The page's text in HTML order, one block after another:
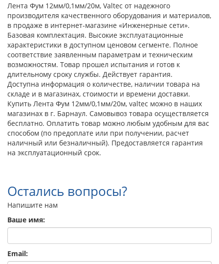
Лента Фум 12мм/0,1мм/20м, Valtec от надежного
производителя качественного оборудования и материалов,
в продаже в интернет-магазине «Инженерные сети».
Базовая комплектация. Высокие эксплуатационные
характеристики в доступном ценовом сегменте. Полное
соответствие заявленным параметрам и техническим
возможностям. Товар прошел испытания и готов к
длительному сроку службы. Действует гарантия.
Доступна информация о количестве, наличии товара на
складе и в магазинах, стоимости и времени доставки.
Купить Лента Фум 12мм/0,1мм/20м, valtec можно в наших
магазинах в г. Барнаул. Самовывоз товара осуществляется
бесплатно. Оплатить товар можно любым удобным для вас
способом (по предоплате или при получении, расчет
наличный или безналичный). Предоставляется гарантия
на эксплуатационный срок.
Остались вопросы?
Напишите нам
Ваше имя:
Email: